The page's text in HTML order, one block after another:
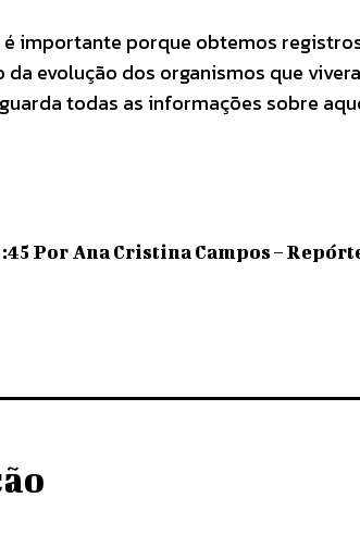
importante porque obtemos
evolução dos organismos que
todas as informações sobre
Por Ana Cristina Campos –